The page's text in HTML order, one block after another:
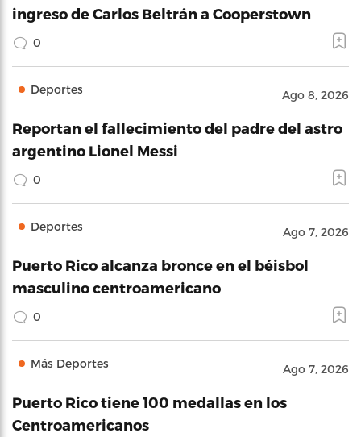
ingreso de Carlos Beltrán a Cooperstown
0
Deportes Ago 8, 2026
Reportan el fallecimiento del padre del astro
argentino Lionel Messi
0
Deportes Ago 7, 2026
Puerto Rico alcanza bronce en el béisbol
masculino centroamericano
0
Más Deportes Ago 7, 2026
Puerto Rico tiene 100 medallas en los
Centroamericanos